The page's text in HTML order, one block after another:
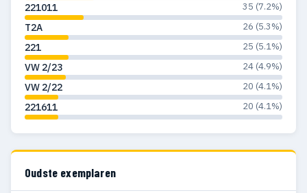
221011 35 (7.2%)
T2A 26 (5.3%)
221 25 (5.1%)
VW 2/23 24 (4.9%)
VW 2/22 20 (4.1%)
221611 20 (4.1%)
Oudste exemplaren